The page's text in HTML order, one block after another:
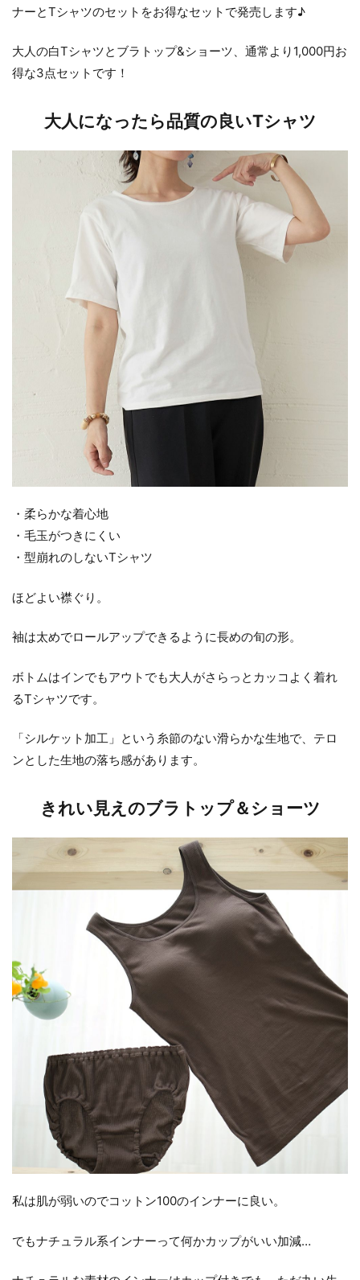
ナーとTシャツのセットをお得なセットで発売します♪
大人の白Tシャツとブラトップ&ショーツ、通常より1,000円お
得な3点セットです！
大人になったら品質の良いTシャツ
・柔らかな着心地
・毛玉がつきにくい
・型崩れのしないTシャツ
ほどよい襟ぐり。
袖は太めでロールアップできるように長めの旬の形。
ボトムはインでもアウトでも大人がさらっとカッコよく着れ
るTシャツです。
「シルケット加工」という糸節のない滑らかな生地で、テロ
ンとした生地の落ち感があります。
きれい見えのブラトップ＆ショーツ
私は肌が弱いのでコットン100のインナーに良い。
でもナチュラル系インナーって何かカップがいい加減…